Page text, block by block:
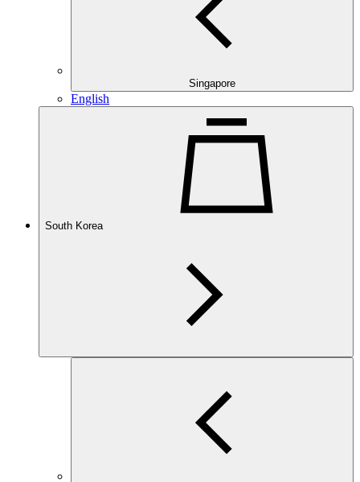
Singapore
English
South Korea